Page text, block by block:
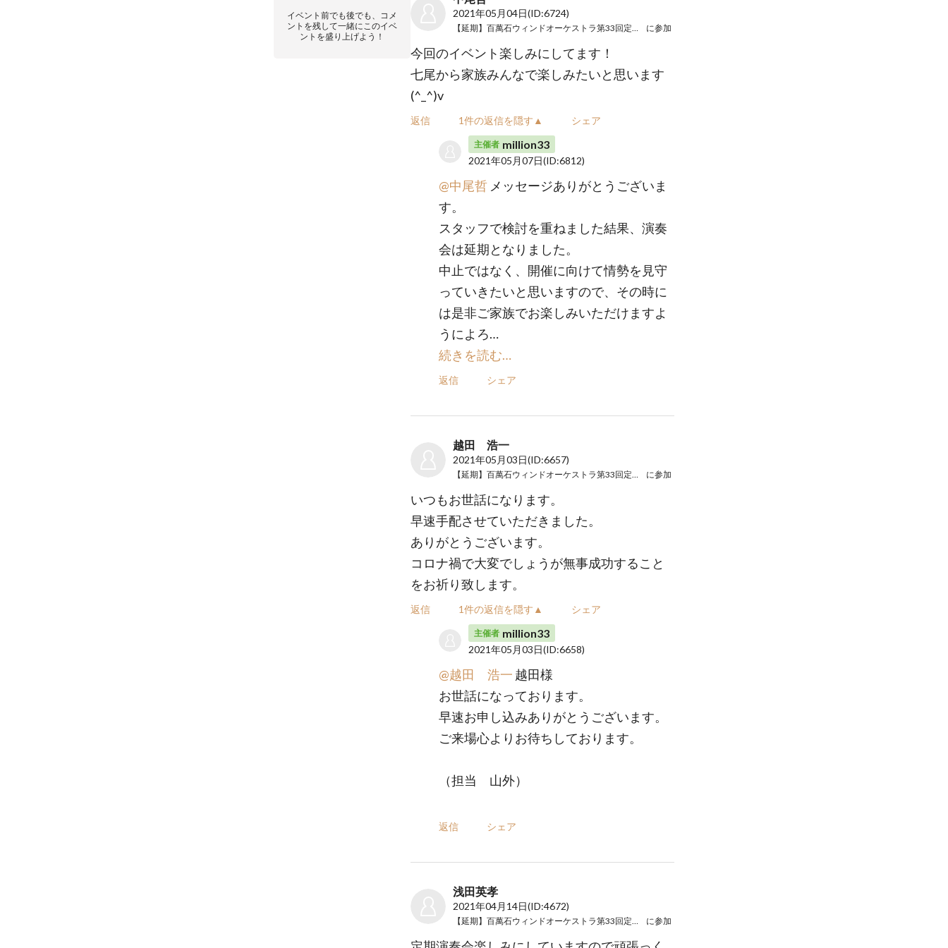
イベント前でも後でも、コメ
ントを残して一緒にこのイベ
ントを盛り上げよう！
2021年05月04日(ID:6724)
【延期】百萬石ウィンドオーケストラ第33回定期演奏会 に参加
今回のイベント楽しみにしてます！
七尾から家族みんなで楽しみたいと思います
(^_^)v
返信 1件の返信を隠す▲ シェア
主催者 million33
2021年05月07日(ID:6812)
@中尾哲 メッセージありがとうございま
す。
スタッフで検討を重ねました結果、演奏
会は延期となりました。
中止ではなく、開催に向けて情勢を見守
っていきたいと思いますので、その時に
は是非ご家族でお楽しみいただけますよ
うによろ…
続きを読む…
返信 シェア
越田 浩一
2021年05月03日(ID:6657)
【延期】百萬石ウィンドオーケストラ第33回定期演奏会 に参加
いつもお世話になります。
早速手配させていただきました。
ありがとうございます。
コロナ禍で大変でしょうが無事成功すること
をお祈り致します。
返信 1件の返信を隠す▲ シェア
主催者 million33
2021年05月03日(ID:6658)
@越田 浩一 越田様
お世話になっております。
早速お申し込みありがとうございます。
ご来場心よりお待ちしております。
（担当 山外）
返信 シェア
浅田英孝
2021年04月14日(ID:4672)
【延期】百萬石ウィンドオーケストラ第33回定期演奏会 に参加